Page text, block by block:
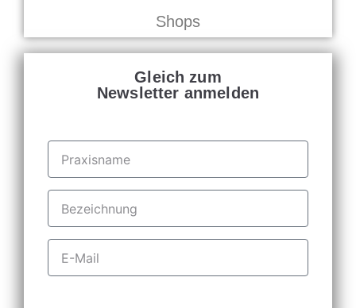
Gleich zum
Newsletter anmelden
Shops